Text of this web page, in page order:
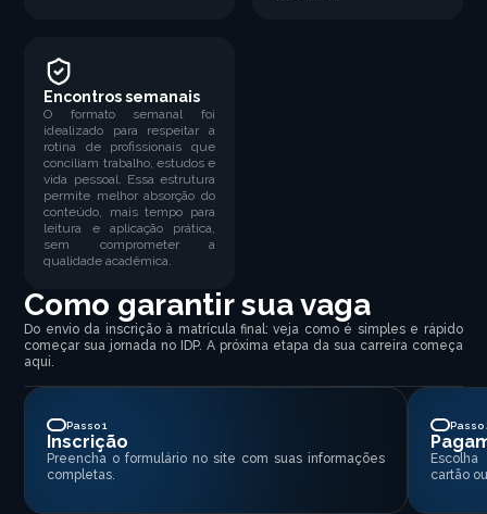
Encontros semanais
O formato semanal foi
idealizado para respeitar a
rotina de profissionais que
conciliam trabalho, estudos e
vida pessoal. Essa estrutura
permite melhor absorção do
conteúdo, mais tempo para
leitura e aplicação prática,
sem comprometer a
qualidade acadêmica.
Como garantir sua vaga
Do envio da inscrição à matrícula final: veja como é simples e rápido
começar sua jornada no IDP. A próxima etapa da sua carreira começa
aqui.
Passo 1
Inscrição
Preencha o formulário no site com suas informações
completas.
Passo
cartão